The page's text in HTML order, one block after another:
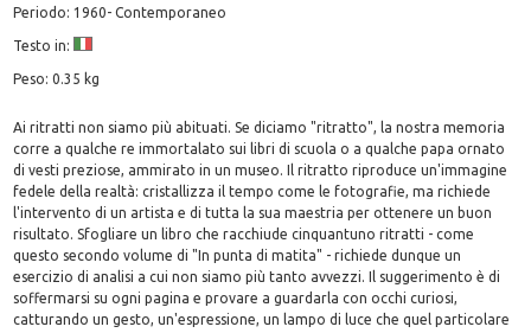
Periodo: 1960- Contemporaneo
Testo in:
Peso: 0.35 kg
Ai ritratti non siamo più abituati. Se diciamo "ritratto", la nostra memoria
corre a qualche re immortalato sui libri di scuola o a qualche papa ornato
di vesti preziose, ammirato in un museo. Il ritratto riproduce un'immagine
fedele della realtà: cristallizza il tempo come le fotografie, ma richiede
l'intervento di un artista e di tutta la sua maestria per ottenere un buon
risultato. Sfogliare un libro che racchiude cinquantuno ritratti - come
questo secondo volume di "In punta di matita" - richiede dunque un
esercizio di analisi a cui non siamo più tanto avvezzi. Il suggerimento è di
soffermarsi su ogni pagina e provare a guardarla con occhi curiosi,
catturando un gesto, un'espressione, un lampo di luce che quel particolare